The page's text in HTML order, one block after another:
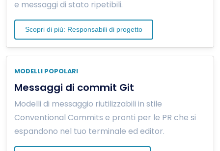
e messaggi di stato ripetibili.
Scopri di più: Responsabili di progetto
MODELLI POPOLARI
Messaggi di commit Git
Modelli di messaggio riutilizzabili in stile
Conventional Commits e pronti per le PR che si
espandono nel tuo terminale ed editor.